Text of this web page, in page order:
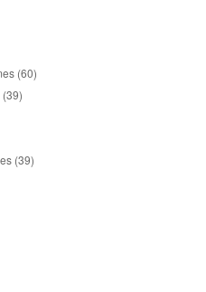
(60)
(39)
(39)